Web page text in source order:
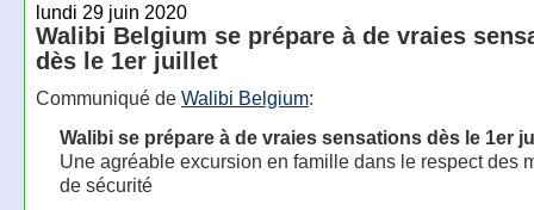
lundi 29 juin 2020
Walibi Belgium se prépare à de vraies
dès le 1er juillet
Communiqué de Walibi Belgium:
Walibi se prépare à de vraies sensations dès le 1er
Une agréable excursion en famille dans le respect des
de sécurité